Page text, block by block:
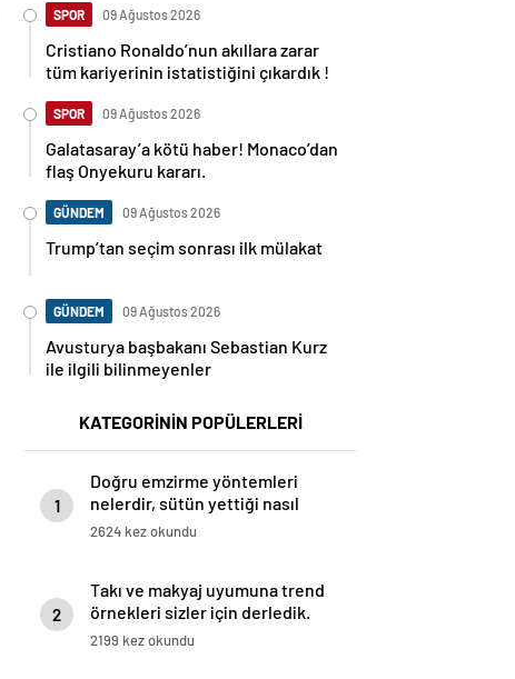
SPOR 09 Ağustos 2026
Cristiano Ronaldo’nun akıllara zarar
tüm kariyerinin istatistiğini çıkardık !
SPOR 09 Ağustos 2026
Galatasaray’a kötü haber! Monaco’dan
flaş Onyekuru kararı.
GÜNDEM 09 Ağustos 2026
Trump’tan seçim sonrası ilk mülakat
GÜNDEM 09 Ağustos 2026
Avusturya başbakanı Sebastian Kurz
ile ilgili bilinmeyenler
KATEGORİNİN POPÜLERLERİ
1
Doğru emzirme yöntemleri
nelerdir, sütün yettiği nasıl
anlaşılır?
2624 kez okundu
2
Takı ve makyaj uyumuna trend
örnekleri sizler için derledik.
2199 kez okundu